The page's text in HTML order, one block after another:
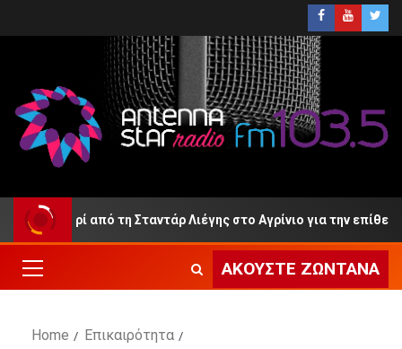
Ανρί από τη Σταντάρ Λιέγης στο Αγρίνιο για την επίθεση;
ΑΚΟΎΣΤΕ ΖΩΝΤΑΝΆ
Home
Επικαιρότητα